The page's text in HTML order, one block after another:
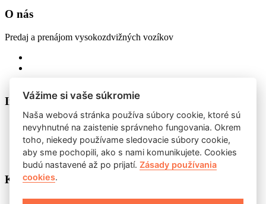
O nás
Predaj a prenájom vysokozdvižných vozíkov
Informace
Mapa webu
Ochrana osobných údajov
O cookies
Hledat
Kontakt
Vážime si vaše súkromie
Naša webová stránka používa súbory cookie, ktoré sú
nevyhnutné na zaistenie správneho fungovania. Okrem
toho, niekedy používame sledovacie súbory cookie,
aby sme pochopili, ako s nami komunikujete. Cookies
budú nastavené až po prijatí.Zásady používania
cookies.